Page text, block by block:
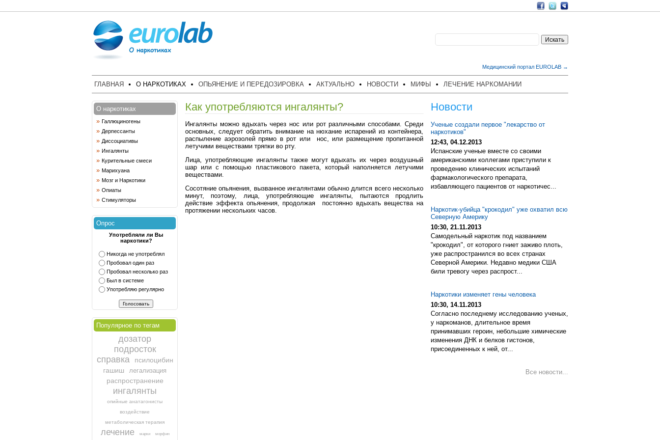
Медицинский портал EUROLAB →
ГЛАВНАЯ О НАРКОТИКАХ ОПЬЯНЕНИЕ И ПЕРЕДОЗИРОВКА АКТУАЛЬНО НОВОСТИ МИФЫ ЛЕЧЕНИЕ НАРКОМАНИИ
О наркотиках
» Галлюциногены
» Дерпессанты
» Диссоциативы
» Ингалянты
» Курительные смеси
» Марихуана
» Мозг и Наркотики
» Опиаты
» Стимуляторы
Опрос
Употребляли ли Вы
наркотики?
Никогда не употреблял
Пробовал один раз
Пробовал несколько раз
Был в системе
Употребляю регулярно
Популярное по тегам
дозатор
подросток
справка
псилоцибин
гашиш
легализация
распространение
ингалянты
опийные анатагонисты
воздействие
метаболическая терапия
лечение марки морфин
Как употребляются ингалянты?
Ингалянты можно вдыхать через нос или рот различными способами. Среди
основных, следует обратить внимание на нюхание испарений из контейнера,
распыление аэрозолей прямо в рот или нос, или размещение пропитанной
летучими веществами тряпки во рту.
Лица, употребляющие ингалянты также могут вдыхать их через воздушный
шар или с помощью пластикового пакета, который наполняется летучими
веществами.
Сосотяние опьянения, вызванное ингалянтами обычно длится всего несколько
минут, поэтому, лица, употребляющие ингалянты, пытаются продлить
действие эффекта опьянения, продолжая постоянно вдыхать вещества на
протяжении нескольких часов.
Новости
Ученые создали первое "лекарство от
наркотиков"
12:43, 04.12.2013
Испанские ученые вместе со своими
американскими коллегами приступили к
проведению клинических испытаний
фармакологического препарата,
избавляющего пациентов от наркотичес...
Наркотик-убийца "крокодил" уже охватил всю
Северную Америку
10:30, 21.11.2013
Самодельный наркотик под названием
"крокодил", от которого гниет заживо плоть,
уже распространился во всех странах
Северной Америки. Недавно медики США
били тревогу через распрост...
Наркотики изменяет гены человека
10:30, 14.11.2013
Согласно последнему исследованию ученых,
у наркоманов, длительное время
принимавших героин, небольшие химические
изменения ДНК и белков гистонов,
присоединенных к ней, от...
Все новости...